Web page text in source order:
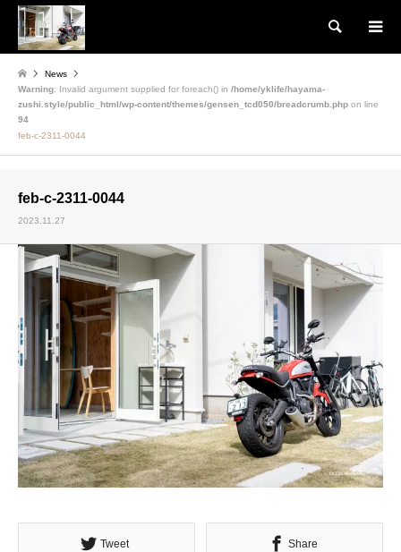
検索
News
Warning: Invalid argument supplied for foreach() in /home/yklife/hayama-
zushi.style/public_html/wp-content/themes/gensen_tcd050/breadcrumb.php on line
94
feb-c-2311-0044
feb-c-2311-0044
2023.11.27
Tweet Share